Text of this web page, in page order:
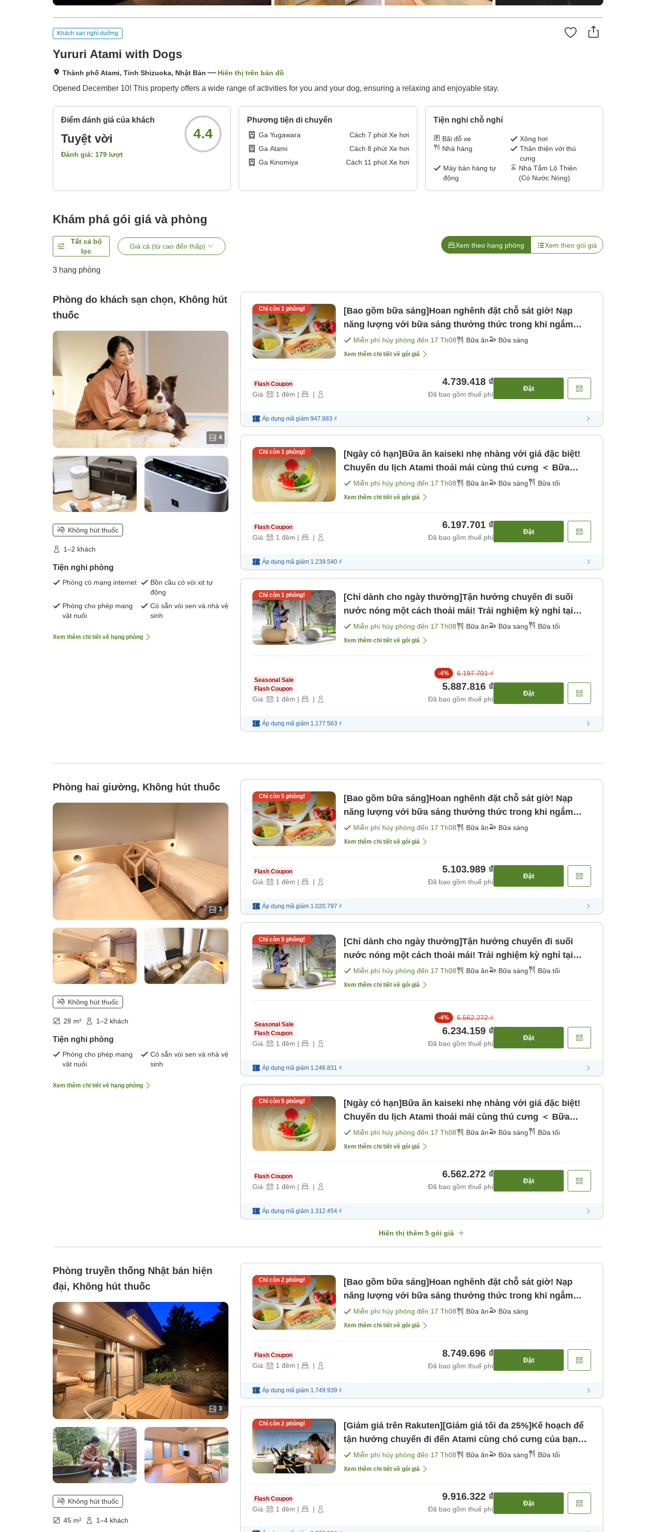
Khách sạn nghỉ dưỡng
Yururi Atami with Dogs
Thành phố Atami, Tỉnh Shizuoka, Nhật Bản Hiển thị trên bản đồ
Opened December 10! This property offers a wide range of activities for you and your dog, ensuring a relaxing and enjoyable stay.
Điểm đánh giá của khách
Tuyệt vời
Đánh giá: 179 lượt
4.4
Phương tiện di chuyển
Ga Yugawara Cách 7 phút Xe hơi
Ga Atami
Cách 8 phút Xe hơi
Ga Kinomiya
Cách 11 phút Xe hơi
Tiện nghi chỗ nghỉ
Bãi đỗ xe
Xông hơi
Nhà hàng
Thân thiện với thú
cưng
Máy bán hàng tự
động
Nhà Tắm Lộ Thiên
(Có Nước Nóng)
Khám phá gói giá và phòng
Tất cả bộ
lọc
Giá cả (từ cao đến thấp) Xem theo hạng phòng Xem theo gói giá
3 hạng phòng
Phòng do khách sạn chọn, Không hút
thuốc
4
Không hút thuốc
1–2 khách
Tiện nghi phòng
Phòng có mạng internet
Bồn cầu có vòi xịt tự
động
Phòng cho phép mang
vật nuôi
Có sẵn vòi sen và nhà vệ
sinh
Xem thêm chi tiết về hạng phòng
Chỉ còn 1phòng!
[Bao gồm bữa sáng]Hoan nghênh đặt chỗ sát giờ! Nạp
năng lượng với bữa sáng thưởng thức trong khi ngắm
biển ＜Chỉ có bữa sáng＞ [Bữa sáng]
Miễn phí hủy phòng đến 17 Th08 Bữa ăn Bữa sáng
Xem thêm chi tiết về gói giá
Flash Coupon
Giá: 1 đêm | |
4.739.418 ₫
Đã bao gồm thuế phí
Đặt
Áp dụng mã giảm 947.883 ₫
Chỉ còn 1phòng!
[Ngày có hạn]Bữa ăn kaiseki nhẹ nhàng với giá đặc biệt!
Chuyến du lịch Atami thoải mái cùng thú cưng ＜ Bữa
kaiseki lẩu nhẹ nhàng＞ [Bữa sáng] [Bữa tối]
Miễn phí hủy phòng đến 17 Th08 Bữa ăn Bữa sáng Bữa tối
Xem thêm chi tiết về gói giá
Flash Coupon
Giá: 1 đêm | |
6.197.701 ₫
Đã bao gồm thuế phí
Đặt
Áp dụng mã giảm 1.239.540 ₫
Chỉ còn 1phòng!
[Chỉ dành cho ngày thường]Tận hưởng chuyến đi suối
nước nóng một cách thoải mái! Trải nghiệm kỳ nghỉ tại
Atami cùng chó cưng ＜ Thực đơn lẩu theo mùa＞ [Bữa
sáng] [Bữa tối]
Miễn phí hủy phòng đến 17 Th08 Bữa ăn Bữa sáng Bữa tối
Xem thêm chi tiết về gói giá
Seasonal Sale
Flash Coupon
Giá: 1 đêm | |
-4% 6.197.701 ₫
5.887.816 ₫
Đã bao gồm thuế phí
Đặt
Áp dụng mã giảm 1.177.563 ₫
Phòng hai giường, Không hút thuốc
3
Không hút thuốc
28 m² 1–2 khách
Tiện nghi phòng
Phòng cho phép mang
vật nuôi
Có sẵn vòi sen và nhà vệ
sinh
Xem thêm chi tiết về hạng phòng
Chỉ còn 5phòng!
[Bao gồm bữa sáng]Hoan nghênh đặt chỗ sát giờ! Nạp
năng lượng với bữa sáng thưởng thức trong khi ngắm
biển ＜Chỉ có bữa sáng＞ [Bữa sáng]
Miễn phí hủy phòng đến 17 Th08 Bữa ăn Bữa sáng
Xem thêm chi tiết về gói giá
Flash Coupon
Giá: 1 đêm | |
5.103.989 ₫
Đã bao gồm thuế phí
Đặt
Áp dụng mã giảm 1.020.797 ₫
Chỉ còn 5phòng!
[Chỉ dành cho ngày thường]Tận hưởng chuyến đi suối
nước nóng một cách thoải mái! Trải nghiệm kỳ nghỉ tại
Atami cùng chó cưng ＜ Thực đơn lẩu theo mùa＞ [Bữa
sáng] [Bữa tối]
Miễn phí hủy phòng đến 17 Th08 Bữa ăn Bữa sáng Bữa tối
Xem thêm chi tiết về gói giá
Seasonal Sale
Flash Coupon
Giá: 1 đêm | |
-4% 6.562.272 ₫
6.234.159 ₫
Đã bao gồm thuế phí
Đặt
Áp dụng mã giảm 1.246.831 ₫
Chỉ còn 5phòng!
[Ngày có hạn]Bữa ăn kaiseki nhẹ nhàng với giá đặc biệt!
Chuyến du lịch Atami thoải mái cùng thú cưng ＜ Bữa
kaiseki lẩu nhẹ nhàng＞ [Bữa sáng] [Bữa tối]
Miễn phí hủy phòng đến 17 Th08 Bữa ăn Bữa sáng Bữa tối
Xem thêm chi tiết về gói giá
Flash Coupon
Giá: 1 đêm | |
6.562.272 ₫
Đã bao gồm thuế phí
Đặt
Áp dụng mã giảm 1.312.454 ₫
Hiển thị thêm 5 gói giá
Phòng truyền thống Nhật bán hiện
đại, Không hút thuốc
3
Không hút thuốc
45 m² 1–4 khách
Chỉ còn 2phòng!
[Bao gồm bữa sáng]Hoan nghênh đặt chỗ sát giờ! Nạp
năng lượng với bữa sáng thưởng thức trong khi ngắm
biển ＜Chỉ có bữa sáng＞ [Bữa sáng]
Miễn phí hủy phòng đến 17 Th08 Bữa ăn Bữa sáng
Xem thêm chi tiết về gói giá
Flash Coupon
Giá: 1 đêm | |
8.749.696 ₫
Đã bao gồm thuế phí
Đặt
Áp dụng mã giảm 1.749.939 ₫
Chỉ còn 2 phòng!
[Giảm giá trên Rakuten][Giảm giá tối đa 25%]Kế hoạch để
tận hưởng chuyến đi đến Atami cùng chó cưng của bạn
một cách tiết kiệm hơn＜ Tiệc lẩu cơ bản＞ [Bữa sáng]
[Bữa tối]
Miễn phí hủy phòng đến 17 Th08 Bữa ăn Bữa sáng Bữa tối
Xem thêm chi tiết về gói giá
Flash Coupon
Giá: 1 đêm | |
9.916.322 ₫
Đã bao gồm thuế phí
Đặt